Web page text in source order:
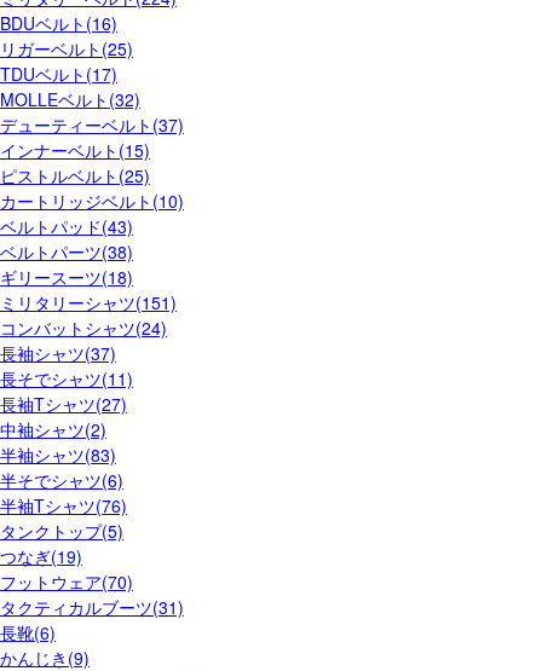
BDUベルト(16)
リガーベルト(25)
TDUベルト(17)
MOLLEベルト(32)
デューティーベルト(37)
インナーベルト(15)
ピストルベルト(25)
カートリッジベルト(10)
ベルトパッド(43)
ベルトパーツ(38)
ギリースーツ(18)
ミリタリーシャツ(151)
コンバットシャツ(24)
長袖シャツ(37)
長そでシャツ(11)
長袖Tシャツ(27)
中袖シャツ(2)
半袖シャツ(83)
半そでシャツ(6)
半袖Tシャツ(76)
タンクトップ(5)
つなぎ(19)
フットウェア(70)
タクティカルブーツ(31)
長靴(6)
かんじき(9)